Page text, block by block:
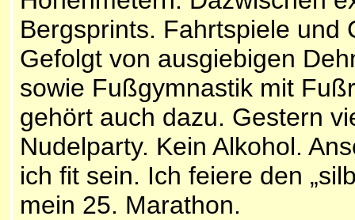
Bergsprints. Fahrtspiele und
Gefolgt von ausgiebigen
sowie Fußgymnastik mit
gehört auch dazu. Gestern
Nudelparty. Kein Alkohol.
ich fit sein. Ich feiere den
mein 25. Marathon.